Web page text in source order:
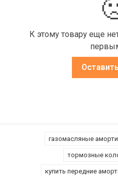
К этому товару еще
газомасляные
тормозные
купить передние